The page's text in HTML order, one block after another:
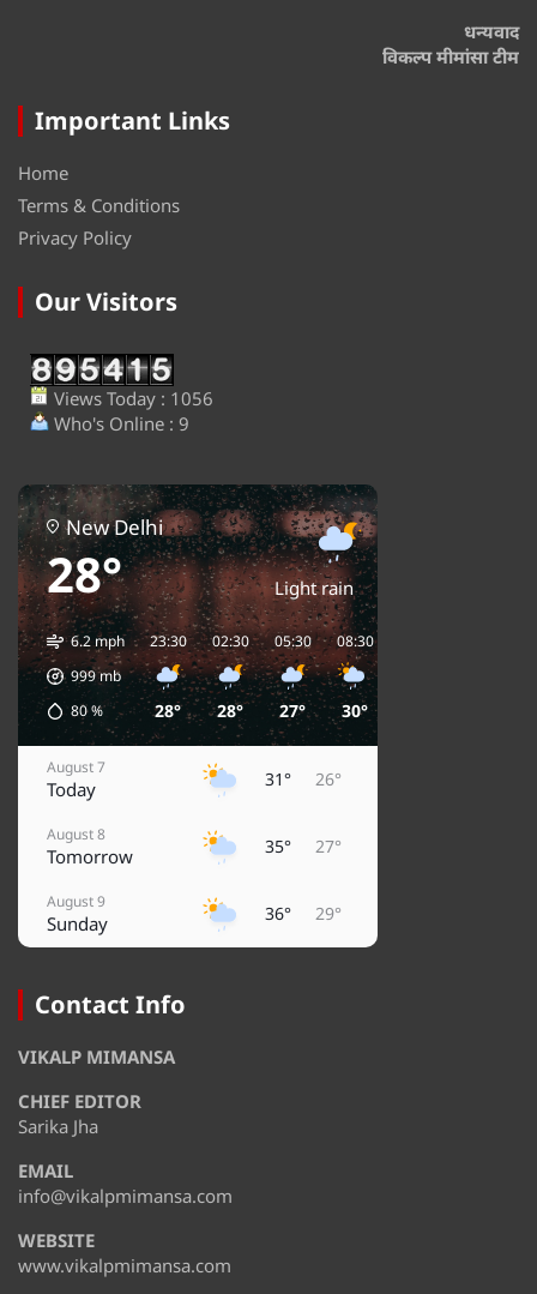
धन्यवाद
विकल्प मीमांसा टीम
Important Links
Home
Terms & Conditions
Privacy Policy
Our Visitors
Views Today : 1056
Who's Online : 9
New Delhi
28° Light rain
6.2 mph
999mb
80%
23:30
28°
02:30
28°
05:30
27°
08:30
30°
August 7
Today 31° 26°
August 8
Tomorrow 35° 27°
August 9
Sunday 36° 29°
Monday
Tuesday
August 12
Wednesday
August 13
Thursday
Contact Info
VIKALP MIMANSA
CHIEF EDITOR
Sarika Jha
EMAIL
info@vikalpmimansa.com
WEBSITE
www.vikalpmimansa.com